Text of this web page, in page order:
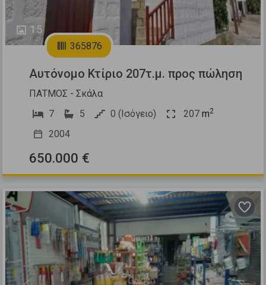
15
365876
Αυτόνομο Κτίριο 207τ.μ. προς πώληση
ΠΑΤΜΟΣ - Σκάλα
7
5 0 (Ισόγειο) 207 m2
2004
650.000 €